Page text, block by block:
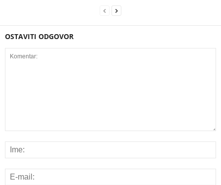
OSTAVITI ODGOVOR